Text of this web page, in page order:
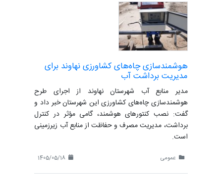
هوشمندسازی چاه‌های کشاورزی نهاوند برای
مدیریت برداشت آب
مدیر منابع آب شهرستان نهاوند از اجرای طرح
هوشمندسازی چاه‌های کشاورزی این شهرستان خبر داد و
گفت: نصب کنتورهای هوشمند، گامی مؤثر در کنترل
برداشت، مدیریت مصرف و حفاظت از منابع آب زیرزمینی
است.
عمومی